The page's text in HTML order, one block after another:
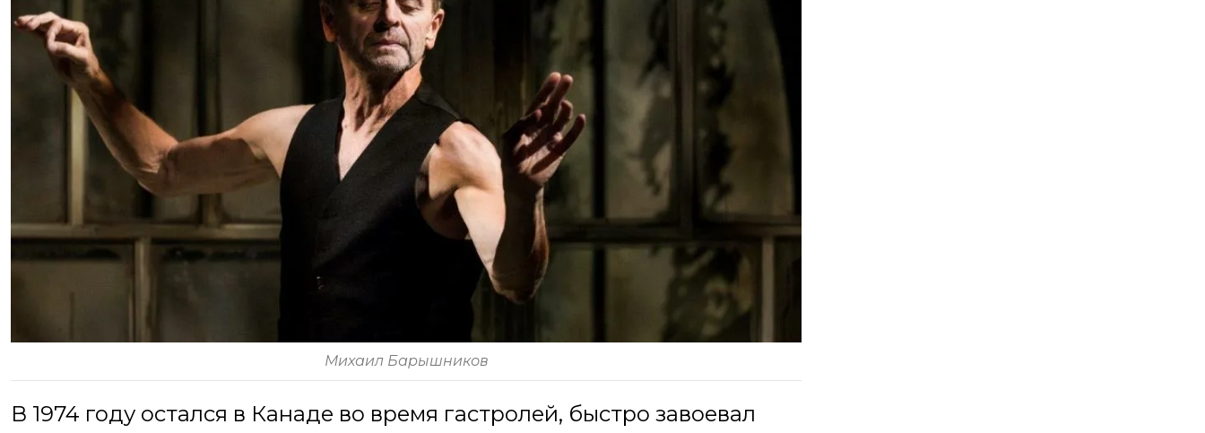
Михаил Барышников
В 1974 году остался в Канаде во время гастролей, быстро завоевал